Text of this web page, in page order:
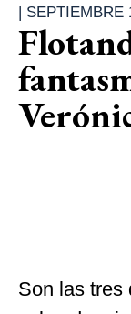
SEPTIEMBRE
Son las tres